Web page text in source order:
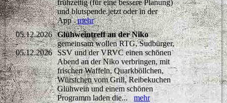
frühzeitig (für eine bessere Planung)
und blutspende.jetzt oder in der
Appmehr
05.12.2026
-
05.12.2026
Glühweintreff an der Niko
gemeinsam wollen RTG, Sudbürger,
SSV und der VRVC einen schönen
Abend an der Niko verbringen, mit
frischen Waffeln, Quarkböllchen,
Würstchen vom Grill, Reibekuchen
Glühwein und einem schönen
Programm laden die...mehr